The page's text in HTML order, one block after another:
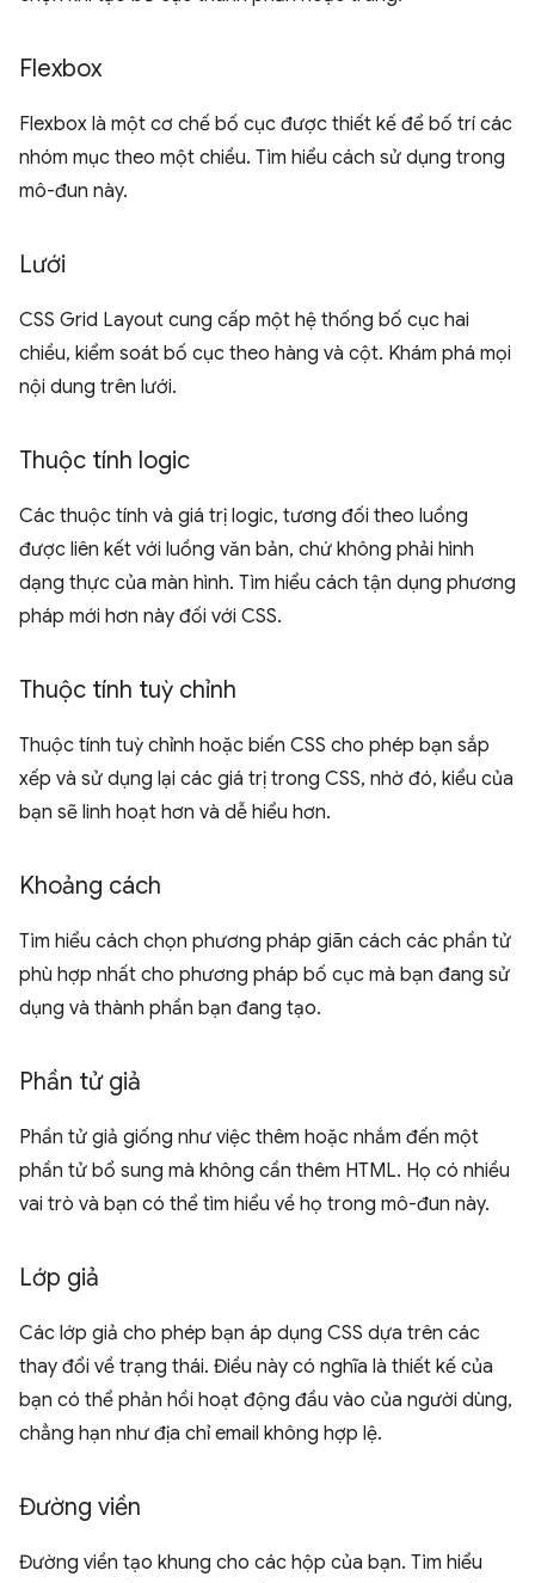
Flexbox
Flexbox là một cơ chế bố cục được thiết kế để bố trí các
nhóm mục theo một chiều. Tìm hiểu cách sử dụng trong
mô-đun này.
Lưới
CSS Grid Layout cung cấp một hệ thống bố cục hai
chiều, kiểm soát bố cục theo hàng và cột. Khám phá mọi
nội dung trên lưới.
Thuộc tính logic
Các thuộc tính và giá trị logic, tương đối theo luồng
được liên kết với luồng văn bản, chứ không phải hình
dạng thực của màn hình. Tìm hiểu cách tận dụng phương
pháp mới hơn này đối với CSS.
Thuộc tính tuỳ chỉnh
Thuộc tính tuỳ chỉnh hoặc biến CSS cho phép bạn sắp
xếp và sử dụng lại các giá trị trong CSS, nhờ đó, kiểu của
bạn sẽ linh hoạt hơn và dễ hiểu hơn.
Khoảng cách
Tìm hiểu cách chọn phương pháp giãn cách các phần tử
phù hợp nhất cho phương pháp bố cục mà bạn đang sử
dụng và thành phần bạn đang tạo.
Phần tử giả
Phần tử giả giống như việc thêm hoặc nhắm đến một
phần tử bổ sung mà không cần thêm HTML. Họ có nhiều
vai trò và bạn có thể tìm hiểu về họ trong mô-đun này.
Lớp giả
Các lớp giả cho phép bạn áp dụng CSS dựa trên các
thay đổi về trạng thái. Điều này có nghĩa là thiết kế của
bạn có thể phản hồi hoạt động đầu vào của người dùng,
chẳng hạn như địa chỉ email không hợp lệ.
Đường viền
Đường viền tạo khung cho các hộp của bạn. Tìm hiểu